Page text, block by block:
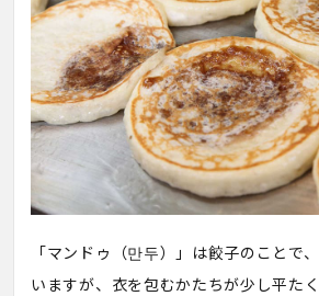
「マンドゥ（만두）」は餃子のことで
いますが、衣を包むかたちが少し平た